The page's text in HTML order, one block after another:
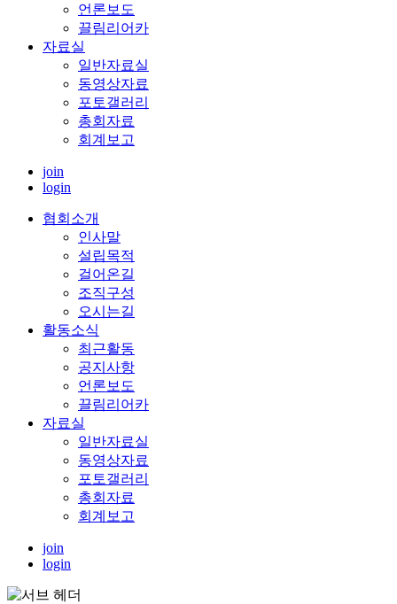
언론보도
끌림리어카
자료실
일반자료실
동영상자료
포토갤러리
총회자료
회계보고
join
login
협회소개
인사말
설립목적
걸어온길
조직구성
오시는길
활동소식
최근활동
공지사항
언론보도
끌림리어카
자료실
일반자료실
동영상자료
포토갤러리
총회자료
회계보고
join
login